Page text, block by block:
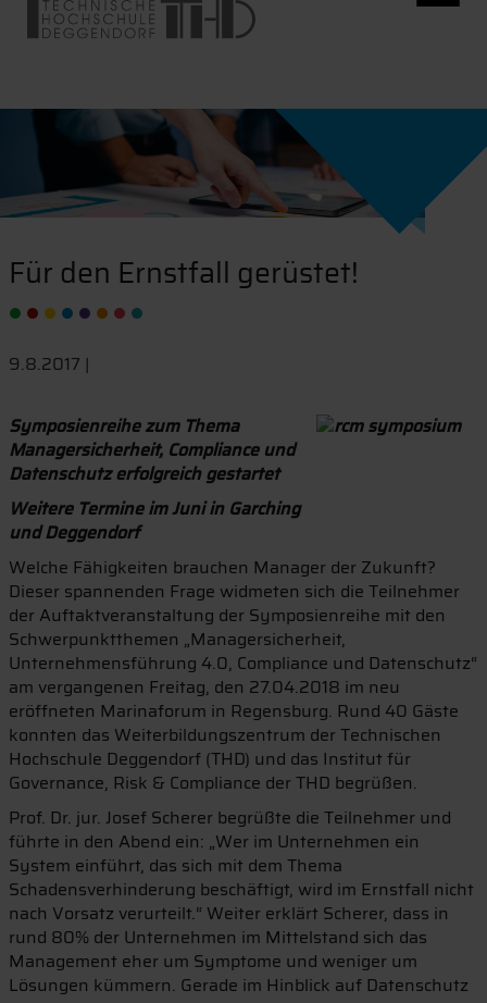
Für den Ernstfall gerüstet!
9.8.2017 |
Symposienreihe zum Thema
Managersicherheit, Compliance und
Datenschutz erfolgreich gestartet
Weitere Termine im Juni in Garching
und Deggendorf
Welche Fähigkeiten brauchen Manager der Zukunft?
Dieser spannenden Frage widmeten sich die Teilnehmer
der Auftaktveranstaltung der Symposienreihe mit den
Schwerpunktthemen „Managersicherheit,
Unternehmensführung 4.0, Compliance und Datenschutz“
am vergangenen Freitag, den 27.04.2018 im neu
eröffneten Marinaforum in Regensburg. Rund 40 Gäste
konnten das Weiterbildungszentrum der Technischen
Hochschule Deggendorf (THD) und das Institut für
Governance, Risk & Compliance der THD begrüßen.
Prof. Dr. jur. Josef Scherer begrüßte die Teilnehmer und
führte in den Abend ein: „Wer im Unternehmen ein
System einführt, das sich mit dem Thema
Schadensverhinderung beschäftigt, wird im Ernstfall nicht
nach Vorsatz verurteilt.“ Weiter erklärt Scherer, dass in
rund 80% der Unternehmen im Mittelstand sich das
Management eher um Symptome und weniger um
Lösungen kümmern. Gerade im Hinblick auf Datenschutz